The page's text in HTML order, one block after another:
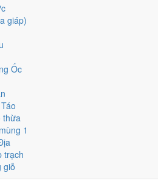
giáp)
Ốc
thừa
1
trạch
giỗ
ngày 5/7/2026 là
Đạo
17h), Dậu (17h-19h), Hợi (21h-23h)
hành chính là
hoặc xuất hành.
14 15
Giờ hiện tại
6 giờ Hắc Đạo ngày